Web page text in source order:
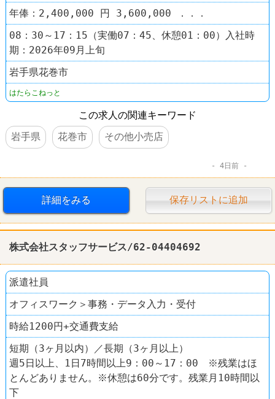
年俸：2,400,000 円 3,600,000 ．．．
08：30～17：15（実働07：45、休憩01：00）入社時
期：2026年09月上旬
岩手県花巻市
はたらこねっと
この求人の関連キーワード
岩手県
花巻市 その他小売店
4日前
詳細をみる 保存リストに追加
株式会社スタッフサービス/62-04404692
派遣社員
オフィスワーク＞事務・データ入力・受付
時給1200円+交通費支給
短期（3ヶ月以内）／長期（3ヶ月以上）
週5日以上、1日7時間以上9：00～17：00 ※残業はほ
とんどありません。※休憩は60分です。残業月10時間以
下